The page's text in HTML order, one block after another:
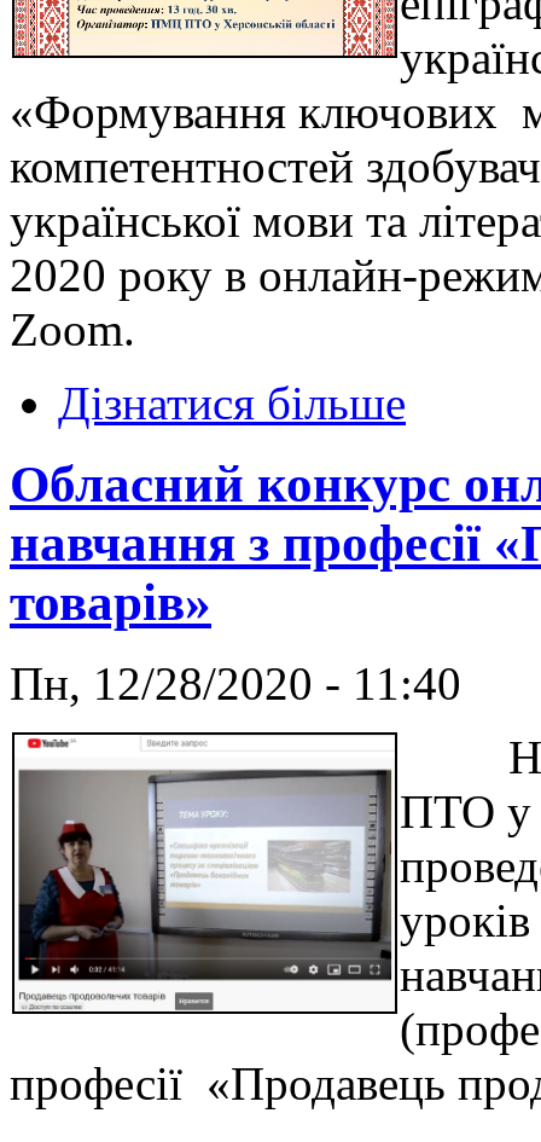
«Формування ключових
компетентностей
української мови та
2020 року в онлайн-
Zoom.
Дізнатися більше
Обласний конкурс
навчання з професії
товарів»
Пн, 12/28/2020 - 11:40
ПТО у
професії «Продавець